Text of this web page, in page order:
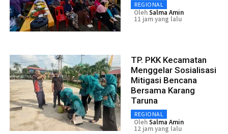
REGIONAL
OlehSalma Amin
11 jam yang lalu
TP. PKK Kecamatan
Menggelar Sosialisasi
Mitigasi Bencana
Bersama Karang
Taruna
REGIONAL
OlehSalma Amin
12 jam yang lalu